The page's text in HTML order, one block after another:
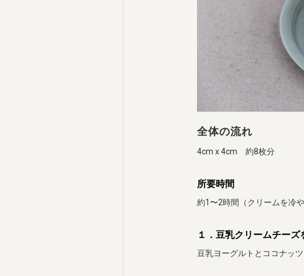
全体の流れ
4cm x 4cm 約8枚分
所要時間
約1〜2時間（クリームを冷
１．豆乳クリームチーズ
豆乳ヨーグルトとココナッ